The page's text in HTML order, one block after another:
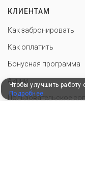
КЛИЕНТАМ
Как забронировать
Как оплатить
Бонусная программа
Акции
Пользовательское
Чтобы улучшить
Подробнее